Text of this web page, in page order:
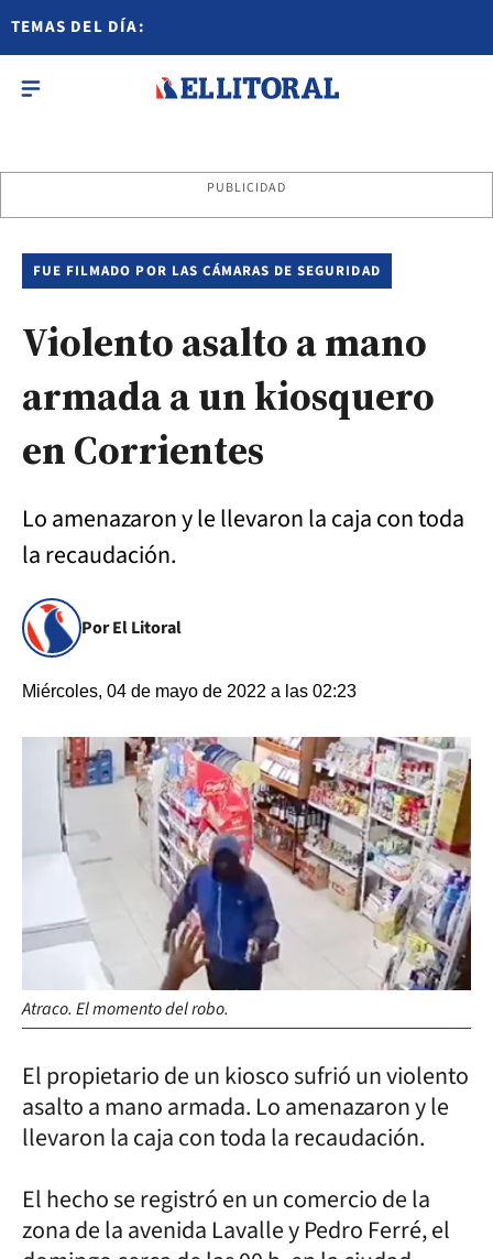
TEMAS DEL DÍA:
PUBLICIDAD
FUE FILMADO POR LAS CÁMARAS DE SEGURIDAD
Violento asalto a mano
armada a un kiosquero
en Corrientes
Lo amenazaron y le llevaron la caja con toda
la recaudación.
Por El Litoral
Miércoles, 04 de mayo de 2022 a las 02:23
Atraco. El momento del robo.
El propietario de un kiosco sufrió un violento
asalto a mano armada. Lo amenazaron y le
llevaron la caja con toda la recaudación.
El hecho se registró en un comercio de la
zona de la avenida Lavalle y Pedro Ferré, el